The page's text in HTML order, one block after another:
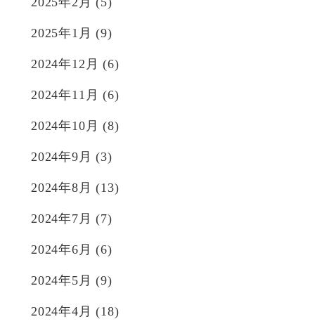
2025年1月 (9)
2024年12月 (6)
2024年11月 (6)
2024年10月 (8)
2024年9月 (3)
2024年8月 (13)
2024年7月 (7)
2024年6月 (6)
2024年5月 (9)
2024年4月 (18)